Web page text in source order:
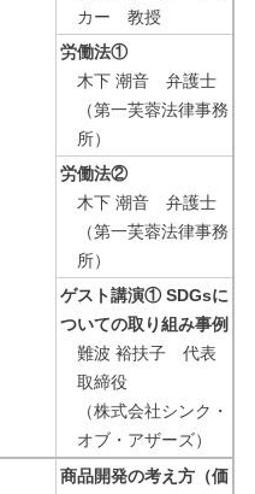
カー 教授
労働法①
木下 潮音 弁護士
（第一芙蓉法律事務
所）
労働法②
木下 潮音 弁護士
（第一芙蓉法律事務
所）
ゲスト講演① SDGsに
ついての取り組み事例
難波 裕扶子 代表
取締役
（株式会社シンク・
オブ・アザーズ）
商品開発の考え方（価